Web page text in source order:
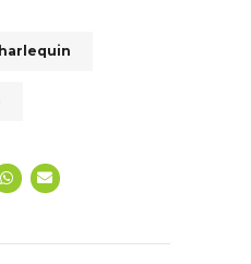
harlequin